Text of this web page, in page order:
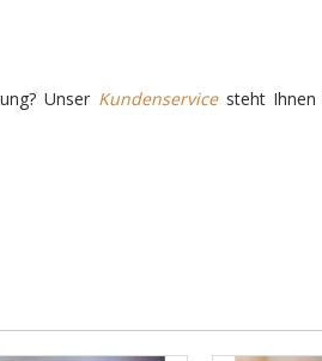
Unser Kundenservicesteht Ihnen